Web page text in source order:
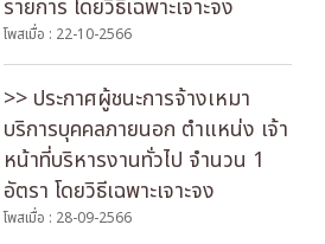
รายการ โดยวิธีเฉพาะเจาะจง
โพสเมื่อ : 22-10-2566
>> ประกาศผู้ชนะการจ้างเหมา
บริการบุคคลภายนอก ตำแหน่ง เจ้า
หน้าที่บริหารงานทั่วไป จำนวน 1
อัตรา โดยวิธีเฉพาะเจาะจง
โพสเมื่อ : 28-09-2566